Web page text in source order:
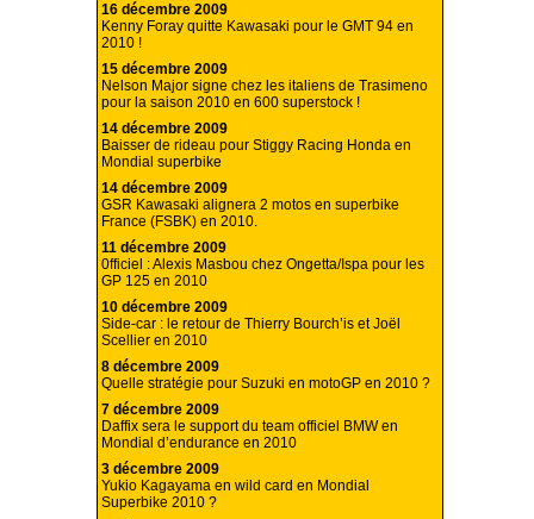
16 décembre 2009
Kenny Foray quitte Kawasaki pour le GMT 94 en
2010 !
15 décembre 2009
Nelson Major signe chez les italiens de Trasimeno
pour la saison 2010 en 600 superstock !
14 décembre 2009
Baisser de rideau pour Stiggy Racing Honda en
Mondial superbike
14 décembre 2009
GSR Kawasaki alignera 2 motos en superbike
France (FSBK) en 2010.
11 décembre 2009
0fficiel : Alexis Masbou chez Ongetta/Ispa pour les
GP 125 en 2010
10 décembre 2009
Side-car : le retour de Thierry Bourch’is et Joël
Scellier en 2010
8 décembre 2009
Quelle stratégie pour Suzuki en motoGP en 2010 ?
7 décembre 2009
Daffix sera le support du team officiel BMW en
Mondial d’endurance en 2010
3 décembre 2009
Yukio Kagayama en wild card en Mondial
Superbike 2010 ?